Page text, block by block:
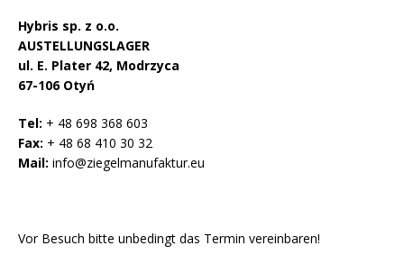
Hybris sp. z o.o.
AUSTELLUNGSLAGER
ul. E. Plater 42, Modrzyca
67-106 Otyń
Tel: + 48 698 368 603
Fax: + 48 68 410 30 32
Mail: info@ziegelmanufaktur.eu
Vor Besuch bitte unbedingt das Termin vereinbaren!